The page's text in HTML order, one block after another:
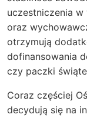
uczestniczenia
oraz
otrzymują
dofinansowania
czy paczki
Coraz częściej
decydują się na